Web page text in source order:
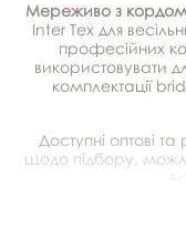
Мереживо з кордом
Inter Tex для
професійних
використовувати
комплектації
Доступні оптові
щодо підбору,
Мереживо з